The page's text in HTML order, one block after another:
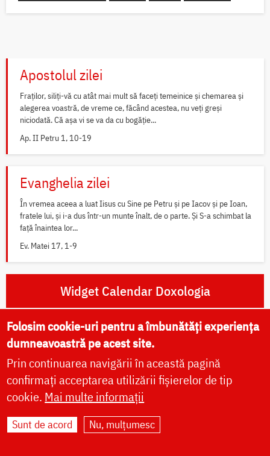
Apostolul zilei
Fraților, siliți-vă cu atât mai mult să faceți temeinice și chemarea și
alegerea voastră, de vreme ce, făcând acestea, nu veți greși
niciodată. Că așa vi se va da cu bogăție...
Ap. II Petru 1, 10-19
Evanghelia zilei
În vremea aceea a luat Iisus cu Sine pe Petru și pe Iacov și pe Ioan,
fratele lui, și i-a dus într-un munte înalt, de o parte. Și S-a schimbat la
față înaintea lor...
Ev. Matei 17, 1-9
Widget Calendar Doxologia
Widget Rugăciuni Doxologia
Rugăciuni zilnice
Folosim cookie-uri pentru a îmbunătăți experiența
dumneavoastră pe acest site.
Prin continuarea navigării în această pagină
confirmați acceptarea utilizării fișierelor de tip
cookie. Mai multe informații
Sunt de acord Nu, mulțumesc